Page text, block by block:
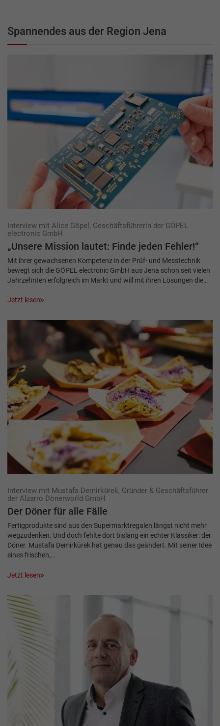
Spannendes aus der Region Jena
Interview mit Alice Göpel, Geschäftsführerin der GÖPEL
electronic GmbH
„Unsere Mission lautet: Finde jeden Fehler!“
Mit ihrer gewachsenen Kompetenz in der Prüf- und Messtechnik
bewegt sich die GÖPEL electronic GmbH aus Jena schon seit vielen
Jahrzehnten erfolgreich im Markt und will mit ihren Lösungen die…
Jetzt lesen
Interview mit Mustafa Demirkürek, Gründer & Geschäftsführer
der Alzarro Dönerworld GmbH
Der Döner für alle Fälle
Fertigprodukte sind aus den Supermarktregalen längst nicht mehr
wegzudenken. Und doch fehlte dort bislang ein echter Klassiker: der
Döner. Mustafa Demirkürek hat genau das geändert. Mit seiner Idee
eines frischen,…
Jetzt lesen